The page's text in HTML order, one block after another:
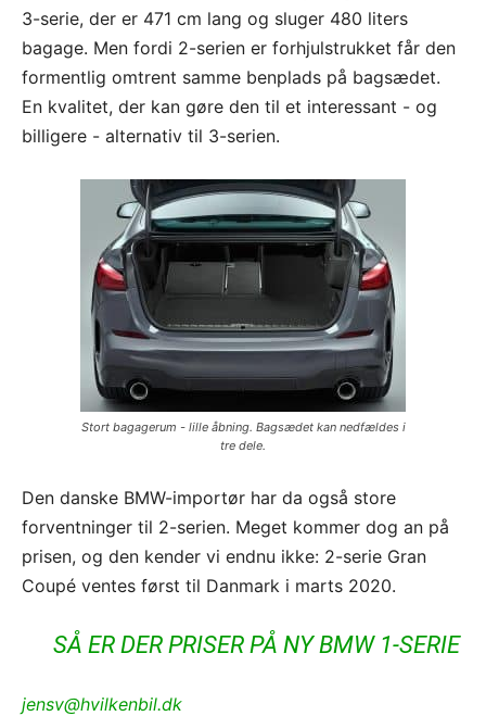
3-serie, der er 471 cm lang og sluger 480 liters
bagage. Men fordi 2-serien er forhjulstrukket får den
formentlig omtrent samme benplads på bagsædet.
En kvalitet, der kan gøre den til et interessant - og
billigere - alternativ til 3-serien.
Stort bagagerum - lille åbning. Bagsædet kan nedfældes i
tre dele.
Den danske BMW-importør har da også store
forventninger til 2-serien. Meget kommer dog an på
prisen, og den kender vi endnu ikke: 2-serie Gran
Coupé ventes først til Danmark i marts 2020.
SÅ ER DER PRISER PÅ NY BMW 1-SERIE
jensv@hvilkenbil.dk